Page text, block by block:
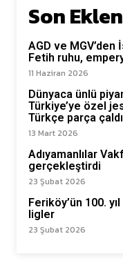
Son
AGD ve
Fetih ruhu,
11 Haziran 2026
Dünyaca ünlü
Türkiye’ye özel
Türkçe parça çaldı
13 Mart 2026
Adıyamanlılar
gerçekleştirdi
23 Şubat 2026
Feriköy’ün 100.
ligler
23 Şubat 2026